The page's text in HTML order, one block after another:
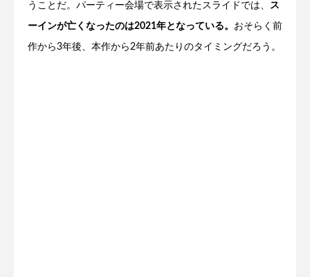
うことだ。パーティー会場で表示されたスライドでは、 ス
ーインが亡くなったのは2021年となっている。 おそらく前
作から3年後、本作から2年前あたりのタイミングだろう。